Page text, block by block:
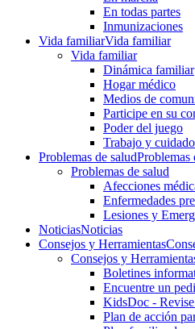
En todas partes
Inmunizaciones
Vida familiarVida familiar
Vida familiar
Dinámica familiar
Hogar médico
Medios de
Participe en su
Poder del juego
Trabajo y
Problemas de saludProblemas
Problemas de salud
Afecciones
Enfermedades
Lesiones y
NoticiasNoticias
Consejos y Herramientas
Consejos y
Boletines
Encuentre un
KidsDoc - Revise
Plan de acción